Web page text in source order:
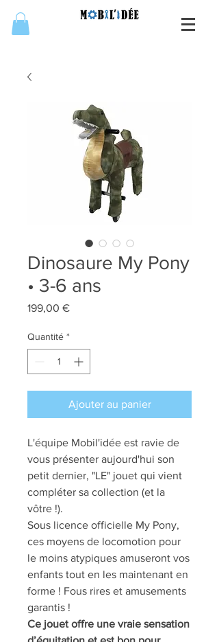
Dinosaure My Pony
• 3-6 ans
199,00 €Prix
Quantité *
Ajouter au panier
L'équipe Mobil'idée est ravie de
vous présenter aujourd'hui son
petit dernier, "LE" jouet qui vient
compléter sa collection (et la
vôtre !).
Sous licence officielle My Pony,
ces moyens de locomotion pour
le moins atypiques amuseront vos
enfants tout en les maintenant en
forme ! Fous rires et amusements
garantis !
Ce jouet offre une vraie sensation